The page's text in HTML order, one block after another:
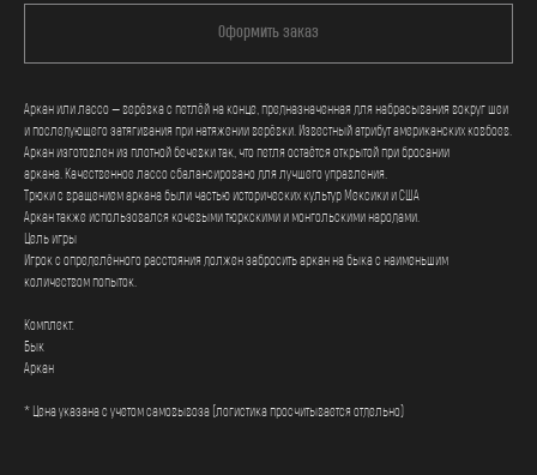
Оформить заказ
Аркан или лассо — верёвка с петлёй на конце, предназначенная для набрасывания вокруг шеи
и последующего затягивания при натяжении верёвки. Известный атрибут американских ковбоев.
Аркан изготовлен из плотной бечевки так, что петля остаётся открытой при бросании
аркана. Качественное лассо сбалансировано для лучшего управления.
Трюки с вращением аркана были частью исторических культур Мексики и США
Аркан также использовался кочевыми тюркскими и монгольскими народами.
Цель игры
Игрок с определённого расстояния должен забросить аркан на быка с наименьшим
количеством попыток.
Комплект:
Бык
Аркан
* Цена указана с учетом самовывоза (логистика просчитывается отдельно)